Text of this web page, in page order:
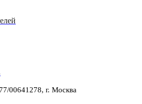
00641278, г. Москва